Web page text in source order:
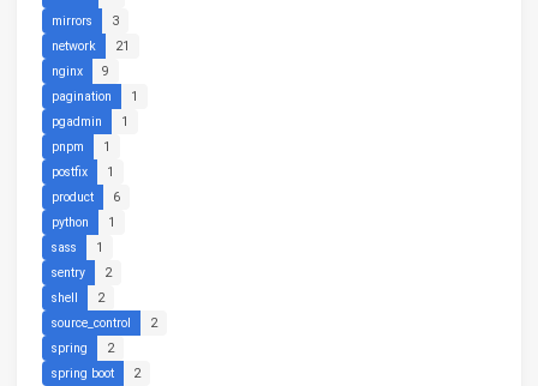
mirrors
3
network
21
nginx
9
pagination
1
pgadmin
1
pnpm
1
postfix
1
product
6
python
1
sass
1
sentry
2
shell
2
source_control
2
spring
2
spring boot
2